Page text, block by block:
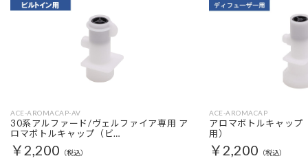
ACE-AROMACAP-AV
30系アルファード/ヴェルファイア専用 ア
ロマボトルキャップ（ビ…
￥2,200 （税込）
ACE-AROMACAP
アロマボトルキャップ
用）
￥2,200 （税込）